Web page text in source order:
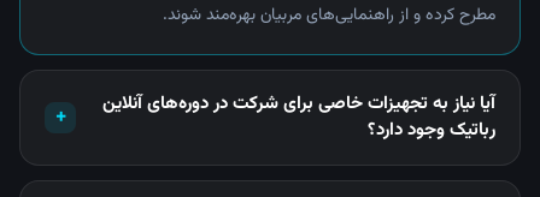
مطرح کرده و از راهنمایی‌های مربیان بهره‌مند شوند.
آیا نیاز به تجهیزات خاصی برای شرکت در دوره‌های آنلاین
رباتیک وجود دارد؟
+